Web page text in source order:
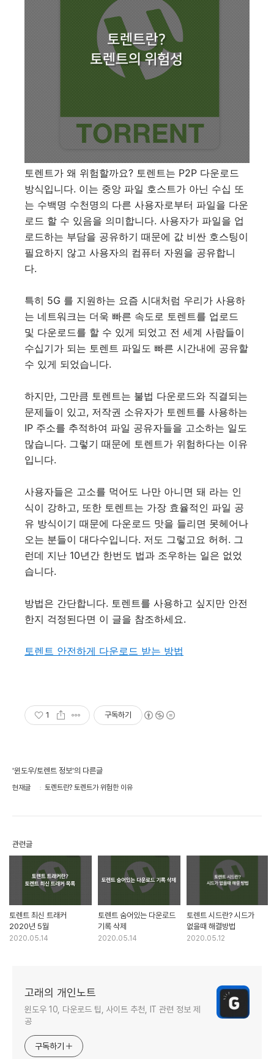
토렌트가 왜 위험할까요? 토렌트는 P2P 다운로드
방식입니다. 이는 중앙 파일 호스트가 아닌 수십 또
는 수백명 수천명의 다른 사용자로부터 파일을 다운
로드 할 수 있음을 의미합니다. 사용자가 파일을 업
로드하는 부담을 공유하기 때문에 값 비싼 호스팅이
필요하지 않고 사용자의 컴퓨터 자원을 공유합니
다.
특히 5G 를 지원하는 요즘 시대처럼 우리가 사용하
는 네트워크는 더욱 빠른 속도로 토렌트를 업로드
및 다운로드를 할 수 있게 되었고 전 세계 사람들이
수십기가 되는 토렌트 파일도 빠른 시간내에 공유할
수 있게 되었습니다.
하지만, 그만큼 토렌트는 불법 다운로드와 직결되는
문제들이 있고, 저작권 소유자가 토렌트를 사용하는
IP 주소를 추적하여 파일 공유자들을 고소하는 일도
많습니다. 그렇기 때문에 토렌트가 위험하다는 이유
입니다.
사용자들은 고소를 먹어도 나만 아니면 돼 라는 인
식이 강하고, 또한 토렌트는 가장 효율적인 파일 공
유 방식이기 때문에 다운로드 맛을 들리면 못헤어나
오는 분들이 대다수입니다. 저도 그렇고요 허허. 그
런데 지난 10년간 한번도 법과 조우하는 일은 없었
습니다.
방법은 간단합니다. 토렌트를 사용하고 싶지만 안전
한지 걱정된다면 이 글을 참조하세요.
토렌트 안전하게 다운로드 받는 방법
1 구독하기
'윈도우/토렌트 정보'의 다른글
현재글 토렌트란? 토렌트가 위험한 이유
관련글
토렌트 최신 트래커
2020년 5월
2020.05.14
토렌트 숨어있는 다운로드
기록 삭제
2020.05.14
토렌트 시드란? 시드가
없을때 해결방법
2020.05.12
고래의 개인노트
윈도우 10, 다운로드 팁, 사이트 추천, IT 관련 정보 제
공
구독하기